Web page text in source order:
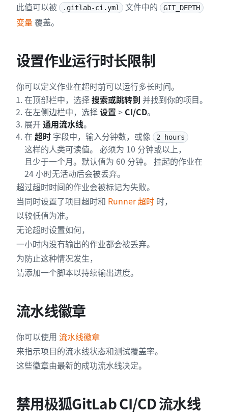
此值可以被
.gitlab-ci.yml 文件中的 GIT_DEPTH
变量覆盖。
设置作业运行时长限制
你可以定义作业在超时前可以运行多长时间。
在顶部栏中，选择搜索或跳转到 并找到你的项目。
在左侧边栏中，选择设置 > CI/CD。
展开通用流水线。
在 超时 字段中，输入分钟数，或像 2 hours
这样的人类可读值。 必须为 10 分钟或以上，
且少于一个月。默认值为 60 分钟。 挂起的作业在
24 小时无活动后会被丢弃。
超过超时时间的作业会被标记为失败。
当同时设置了项目超时和 Runner 超时 时，
以较低值为准。
无论超时设置如何，
一小时内没有输出的作业都会被丢弃。
为防止这种情况发生，
请添加一个脚本以持续输出进度。
流水线徽章
你可以使用 流水线徽章
来指示项目的流水线状态和测试覆盖率。
这些徽章由最新的成功流水线决定。
禁用极狐GitLab CI/CD 流水线